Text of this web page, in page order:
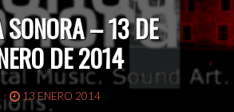
SONORA – 13 DE
DE 2014
13 ENERO 2014